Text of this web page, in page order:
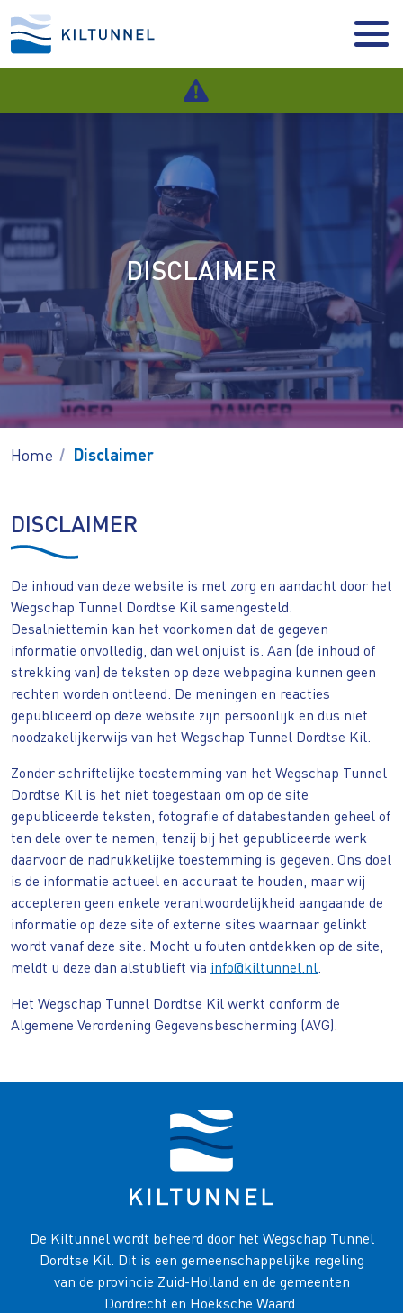
DISCLAIMER
Home Disclaimer
DISCLAIMER
De inhoud van deze website is met zorg en aandacht door het
Wegschap Tunnel Dordtse Kil samengesteld.
Desalniettemin kan het voorkomen dat de gegeven
informatie onvolledig, dan wel onjuist is. Aan (de inhoud of
strekking van) de teksten op deze webpagina kunnen geen
rechten worden ontleend. De meningen en reacties
gepubliceerd op deze website zijn persoonlijk en dus niet
noodzakelijkerwijs van het Wegschap Tunnel Dordtse Kil.
Zonder schriftelijke toestemming van het Wegschap Tunnel
Dordtse Kil is het niet toegestaan om op de site
gepubliceerde teksten, fotografie of databestanden geheel of
ten dele over te nemen, tenzij bij het gepubliceerde werk
daarvoor de nadrukkelijke toestemming is gegeven. Ons doel
is de informatie actueel en accuraat te houden, maar wij
accepteren geen enkele verantwoordelijkheid aangaande de
informatie op deze site of externe sites waarnaar gelinkt
wordt vanaf deze site. Mocht u fouten ontdekken op de site,
meldt u deze dan alstublieft via info@kiltunnel.nl.
Het Wegschap Tunnel Dordtse Kil werkt conform de
Algemene Verordening Gegevensbescherming (AVG).
De Kiltunnel wordt beheerd door het Wegschap Tunnel
Dordtse Kil. Dit is een gemeenschappelijke regeling
van de provincie Zuid-Holland en de gemeenten
Dordrecht en Hoeksche Waard.